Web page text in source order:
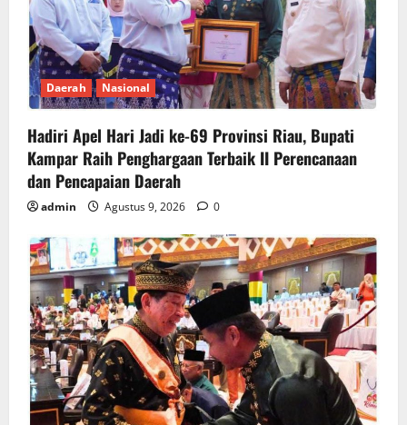
Daerah Nasional
Hadiri Apel Hari Jadi ke-69 Provinsi Riau, Bupati
Kampar Raih Penghargaan Terbaik II Perencanaan
dan Pencapaian Daerah
admin Agustus 9, 2026 0